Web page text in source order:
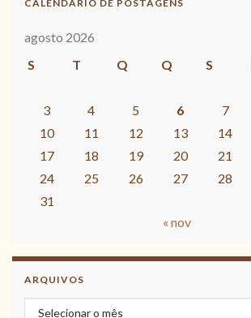
CALENDÁRIO DE POSTAGENS
agosto 2026
S
T Q Q S
3
4 5 6 7
10
11 12 13 14
17
18 19 20 21
24
25 26 27 28
31
« nov
ARQUIVOS
Arquivos